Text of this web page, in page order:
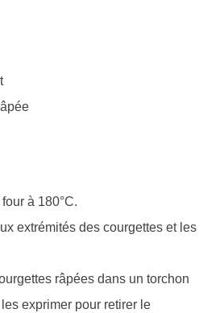
à 180°C.
extrémités des courgettes et les
râpées dans un torchon
exprimer pour retirer le